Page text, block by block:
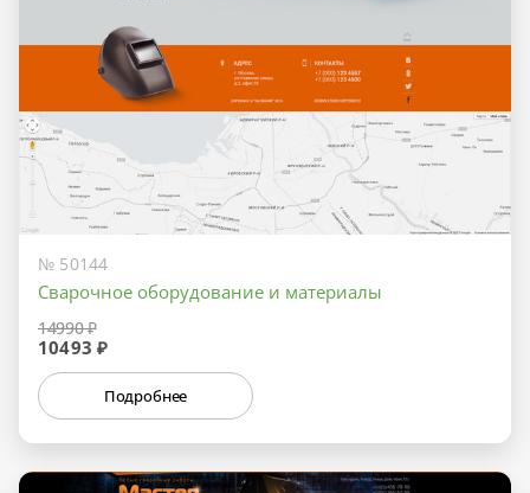
№ 50144
Сварочное оборудование и материалы
14990 ₽
10493 ₽
Подробнее